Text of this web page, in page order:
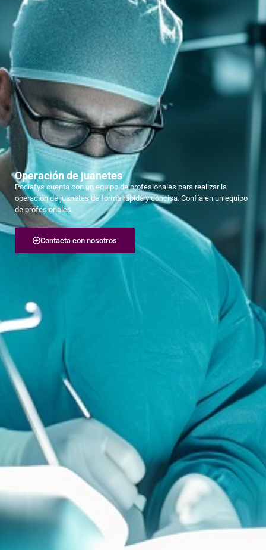
Operación de juanetes
Podiafys cuenta con un equipo de profesionales para realizar la
operación de juanetes de forma rápida y concisa. Confía en un equipo
de profesionales.
Contacta con nosotros